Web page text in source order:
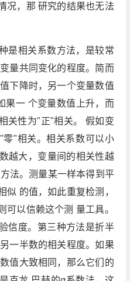
况，那 研究的结果也无法
是相关系数方法，是较常
量共同变化的程度。简而
下降时，另一个变量数值
果一 个变量数值上升，而
关性为"正"相关。 假如变
"相关。相关系数可以小
越大，变量间的相关性越
法。测量某一样本得到平
似 的值，如此重复检测，
可以信赖这个测 量工具。
信度。第三种方法是折半
一半数的相关程度。如果
值大致相同，那么它们的